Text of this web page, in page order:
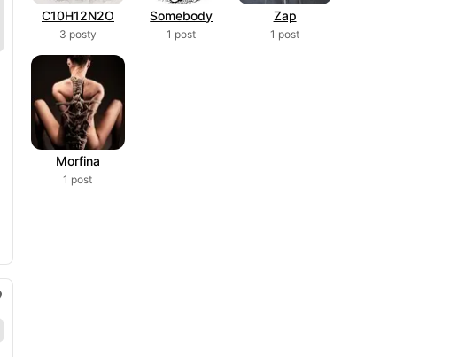
C10H12N2O
3 posty
Somebody
1 post
Zap
1 post
Morfina
1 post